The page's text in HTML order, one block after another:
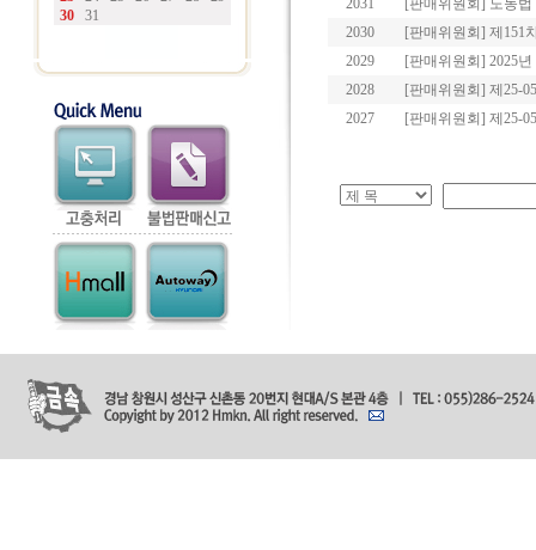
30
31
2031
[판매위원회] 노동
2030
[판매위원회] 제151
2029
[판매위원회] 2025
2028
[판매위원회] 제25-
2027
[판매위원회] 제25-